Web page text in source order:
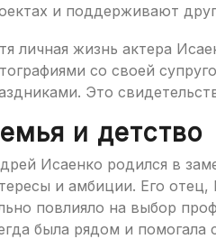
и поддерживают
личная жизнь актера
со своей
Это
и детство
Исаенко родился в
и амбиции. Его
повлияло на выбор
была рядом и помогала